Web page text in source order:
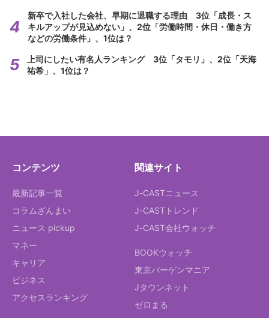
新卒で入社した会社、早期に退職する理由 3位「成長・ス
キルアップが見込めない」、2位「労働時間・休日・働き方
などの労働条件」、1位は？
上司にしたい有名人ランキング 3位「タモリ」、2位「天海
祐希」、1位は？
コンテンツ
最新記事一覧
コラムざんまい
ニュース pickup
マネー
キャリア
ビジネス
アクセスランキング
関連サイト
J-CASTニュース
J-CASTトレンド
J-CAST会社ウォッチ
BOOKウォッチ
東京バーゲンマニア
Jタウンネット
ゼロまる